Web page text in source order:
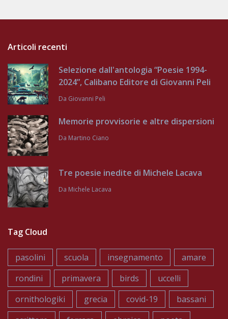
Articoli recenti
Selezione dall'antologia “Poesie 1994-
2024”, Calibano Editore di Giovanni Peli
Da Giovanni Peli
Memorie provvisorie e altre dispersioni
Da Martino Ciano
Tre poesie inedite di Michele Lacava
Da Michele Lacava
Tag Cloud
pasolini scuola insegnamento
amare
rondini
primavera birds
uccelli
ornithologiki
grecia covid-19
bassani